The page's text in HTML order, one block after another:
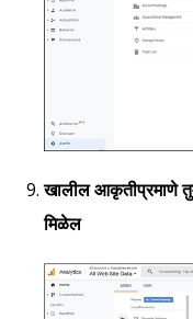
खालील आकृतीप्रमाणे
मिळेल